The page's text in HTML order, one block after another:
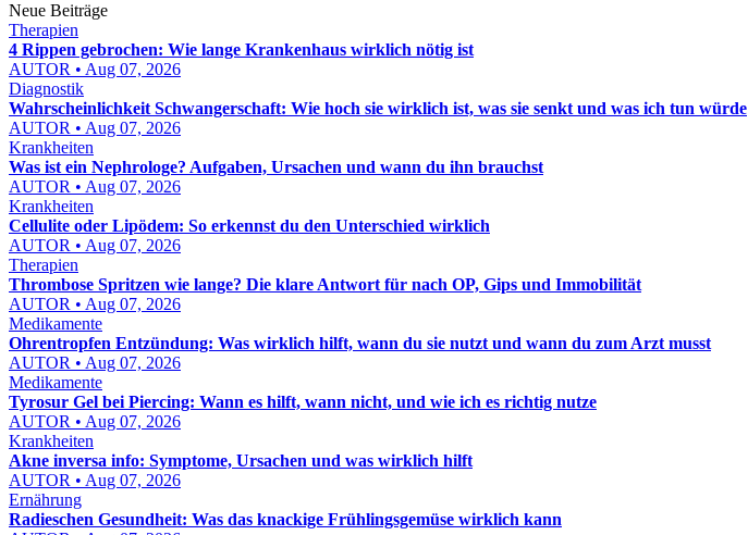
Neue Beiträge
Therapien
4 Rippen gebrochen: Wie lange Krankenhaus wirklich nötig ist
AUTOR • Aug 07, 2026
Diagnostik
Wahrscheinlichkeit Schwangerschaft: Wie hoch sie wirklich ist, was sie senkt und was ich tun würde
AUTOR • Aug 07, 2026
Krankheiten
Was ist ein Nephrologe? Aufgaben, Ursachen und wann du ihn brauchst
AUTOR • Aug 07, 2026
Krankheiten
Cellulite oder Lipödem: So erkennst du den Unterschied wirklich
AUTOR • Aug 07, 2026
Therapien
Thrombose Spritzen wie lange? Die klare Antwort für nach OP, Gips und Immobilität
AUTOR • Aug 07, 2026
Medikamente
Ohrentropfen Entzündung: Was wirklich hilft, wann du sie nutzt und wann du zum Arzt musst
AUTOR • Aug 07, 2026
Medikamente
Tyrosur Gel bei Piercing: Wann es hilft, wann nicht, und wie ich es richtig nutze
AUTOR • Aug 07, 2026
Krankheiten
Akne inversa info: Symptome, Ursachen und was wirklich hilft
AUTOR • Aug 07, 2026
Ernährung
Radieschen Gesundheit: Was das knackige Frühlingsgemüse wirklich kann